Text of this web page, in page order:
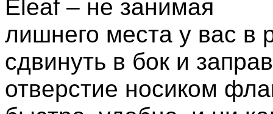
Eleaf – не занимая
лишнего места у вас в
сдвинуть в бок и
отверстие носиком